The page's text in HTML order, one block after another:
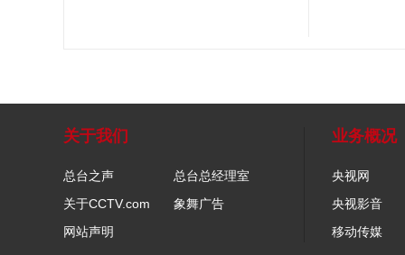
关于我们
总台之声
总台总经理室
关于CCTV.com
象舞广告
网站声明
业务概况
央视网
央视影音
移动传媒